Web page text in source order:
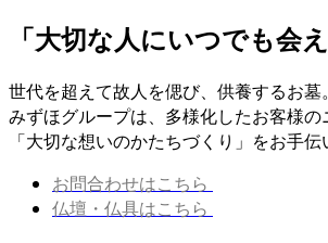
「大切な人にいつでも会
世代を超えて故人を偲び、供養するお墓。
みずほグループは、多様化したお客様の
「大切な想いのかたちづくり」をお手伝
お問合わせはこちら
仏壇・仏具はこちら